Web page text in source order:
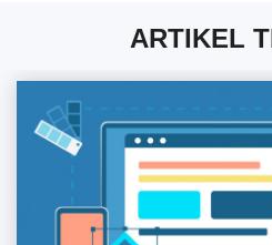
ARTIKEL